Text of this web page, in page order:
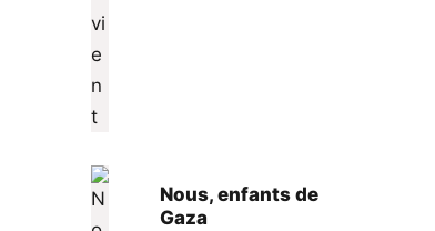
Nous, enfants de
Gaza